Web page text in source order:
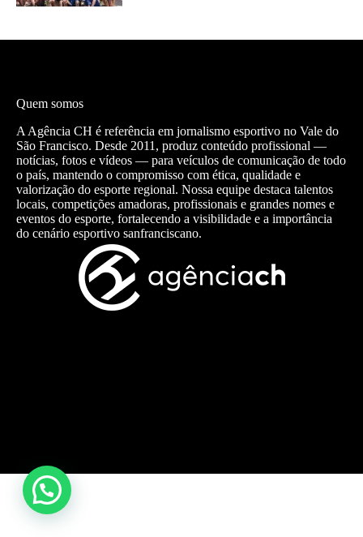
Quem somos
A Agência CH é referência em jornalismo esportivo no Vale do
São Francisco. Desde 2011, produz conteúdo profissional —
notícias, fotos e vídeos — para veículos de comunicação de todo
o país, mantendo o compromisso com ética, qualidade e
valorização do esporte regional. Nossa equipe destaca talentos
locais, competições amadoras, profissionais e grandes nomes e
eventos do esporte, fortalecendo a visibilidade e a importância
do cenário esportivo sanfranciscano.